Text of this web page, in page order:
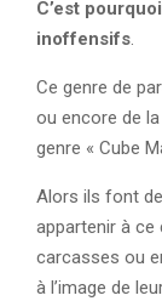
C’est
inoffensifs.
Ce genre de
ou encore de
genre « Cube
Alors ils font
appartenir à ce
carcasses ou
à l’image de